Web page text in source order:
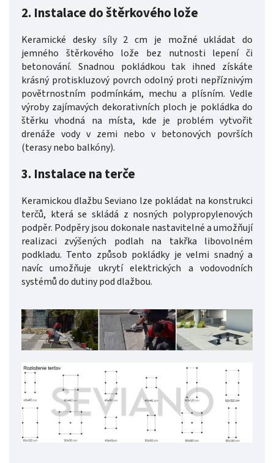
2. Instalace do štěrkového lože
Keramické desky síly 2 cm je možné ukládat do
jemného štěrkového lože bez nutnosti lepení či
betonování. Snadnou pokládkou tak ihned získáte
krásný protiskluzový povrch odolný proti nepříznivým
povětrnostním podmínkám, mechu a plísním. Vedle
výroby zajímavých dekorativních ploch je pokládka do
štěrku vhodná na místa, kde je problém vytvořit
drenáže vody v zemi nebo v betonových površích
(terasy nebo balkóny).
3. Instalace na terče
Keramickou dlažbu Seviano lze pokládat na konstrukci
terčů, která se skládá z nosných polypropylenových
podpěr. Podpěry jsou dokonale nastavitelné a umožňují
realizaci zvýšených podlah na takřka libovolném
podkladu. Tento způsob pokládky je velmi snadný a
navíc umožňuje ukrytí elektrických a vodovodních
systémů do dutiny pod dlažbou.